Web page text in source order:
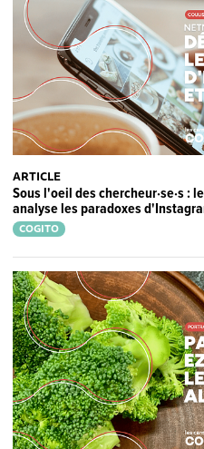
ARTICLE
Sous l'oeil des chercheur·se·s :
analyse les paradoxes
COGITO